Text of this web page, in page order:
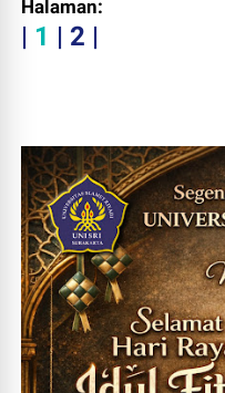
Halaman:
| 1 | 2 |